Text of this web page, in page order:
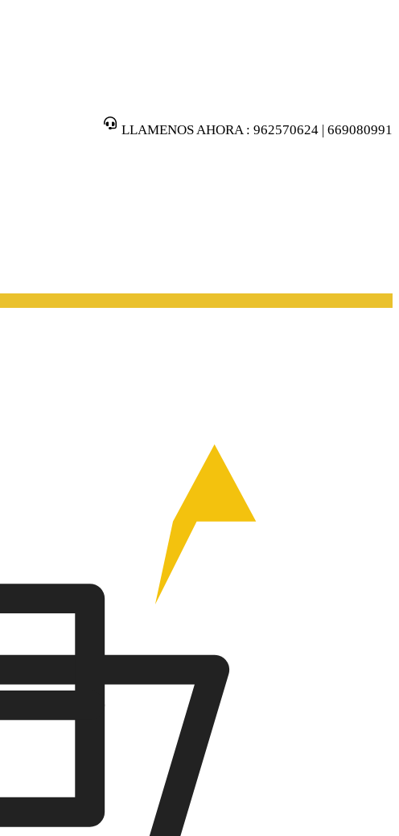
LLAMENOS AHORA : 962570624 | 669080991